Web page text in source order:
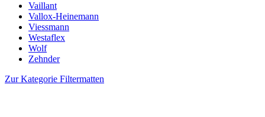
Vaillant
Vallox-Heinemann
Viessmann
Westaflex
Wolf
Zehnder
Zur Kategorie Filtermatten